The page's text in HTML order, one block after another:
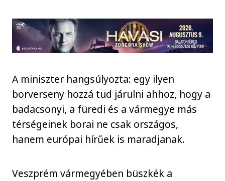
A miniszter hangsúlyozta: egy ilyen
borverseny hozzá tud járulni ahhoz, hogy a
badacsonyi, a füredi és a vármegye más
térségeinek borai ne csak országos,
hanem európai hírűek is maradjanak.
Veszprém vármegyében büszkék a